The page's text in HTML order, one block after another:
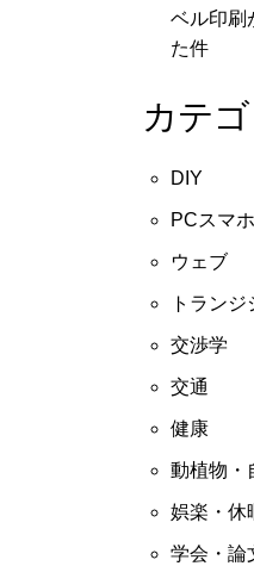
ベル印刷
た件
カテゴ
DIY
PCスマホ
ウェブ
トランジ
交渉学
交通
健康
動植物・
娯楽・休
学会・論